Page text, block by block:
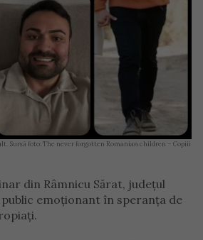
Sursă foto: The never forgotten Romanian children – Copiii
din Râmnicu Sărat, județul
public emoționant în speranța de